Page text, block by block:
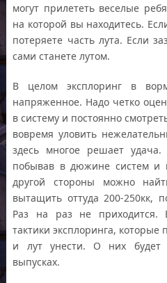
могут прилететь веселые
на которой вы находитесь.
потеряете часть лута. Если
сами станете лутом.
В целом эксплоринг в
напряженное. Надо четко
в систему и постоянно
вовремя уловить
здесь многое решает
побывав в дюжине систем и
другой стороны можно
вытащить оттуда 200-250кк,
Раз на раз не приходится.
тактики эксплоринга,
и лут унести. О них будет
выпусках.